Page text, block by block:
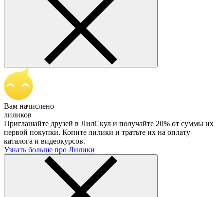
Вам начислено
лиликов
Приглашайте друзей в ЛилСкул и получайте 20% от суммы их
первой покупки. Копите лилики и тратьте их на оплату
каталога и видеокурсов.
Узнать больше про Лилики